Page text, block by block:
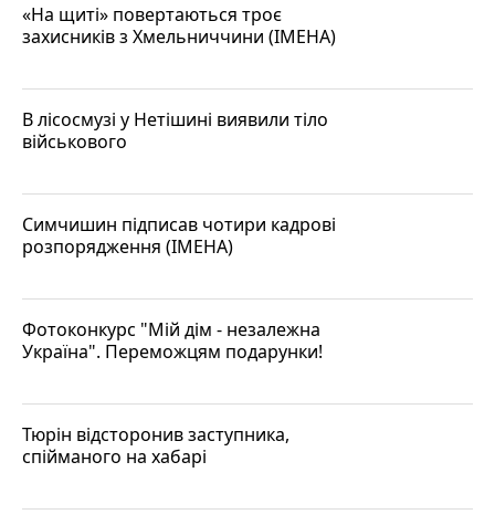
«На щиті» повертаються троє
захисників з Хмельниччини (ІМЕНА)
В лісосмузі у Нетішині виявили тіло
військового
Симчишин підписав чотири кадрові
розпорядження (ІМЕНА)
Фотоконкурс "Мій дім - незалежна
Україна". Переможцям подарунки!
Тюрін відсторонив заступника,
спійманого на хабарі